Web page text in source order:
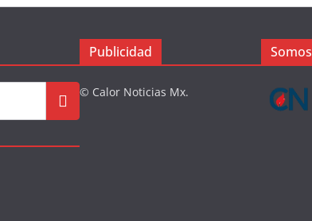
Publicidad
© Calor Noticias Mx.
Somos